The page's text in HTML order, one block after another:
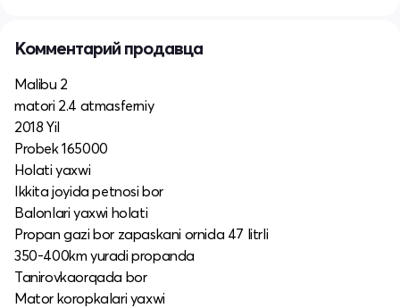
Комментарий продавца
Malibu 2
matori 2.4 atmasferniy
2018 Yil
Probek 165000
Holati yaxwi
Ikkita joyida petnosi bor
Balonlari yaxwi holati
Propan gazi bor zapaskani ornida 47 litrli
350-400km yuradi propanda
Tanirovkaorqada bor
Mator koropkalari yaxwi